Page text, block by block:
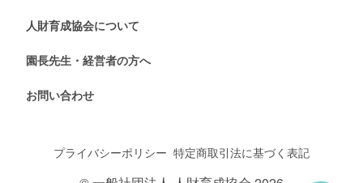
人財育成協会について
園長先生・経営者の方へ
お問い合わせ
プライバシーポリシー 特定商取引法に基づく表記